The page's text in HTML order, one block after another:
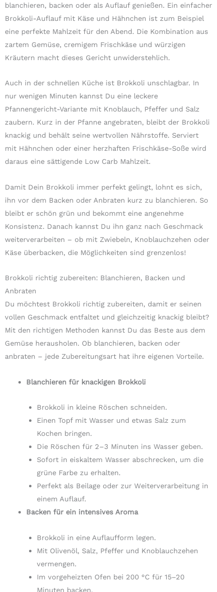
blanchieren, backen oder als Auflauf genießen. Ein einfacher
Brokkoli-Auflauf mit Käse und Hähnchen ist zum Beispiel
eine perfekte Mahlzeit für den Abend. Die Kombination aus
zartem Gemüse, cremigem Frischkäse und würzigen
Kräutern macht dieses Gericht unwiderstehlich.
Auch in der schnellen Küche ist Brokkoli unschlagbar. In
nur wenigen Minuten kannst Du eine leckere
Pfannengericht-Variante mit Knoblauch, Pfeffer und Salz
zaubern. Kurz in der Pfanne angebraten, bleibt der Brokkoli
knackig und behält seine wertvollen Nährstoffe. Serviert
mit Hähnchen oder einer herzhaften Frischkäse-Soße wird
daraus eine sättigende Low Carb Mahlzeit.
Damit Dein Brokkoli immer perfekt gelingt, lohnt es sich,
ihn vor dem Backen oder Anbraten kurz zu blanchieren. So
bleibt er schön grün und bekommt eine angenehme
Konsistenz. Danach kannst Du ihn ganz nach Geschmack
weiterverarbeiten – ob mit Zwiebeln, Knoblauchzehen oder
Käse überbacken, die Möglichkeiten sind grenzenlos!
Brokkoli richtig zubereiten: Blanchieren, Backen und
Anbraten
Du möchtest Brokkoli richtig zubereiten, damit er seinen
vollen Geschmack entfaltet und gleichzeitig knackig bleibt?
Mit den richtigen Methoden kannst Du das Beste aus dem
Gemüse herausholen. Ob blanchieren, backen oder
anbraten – jede Zubereitungsart hat ihre eigenen Vorteile.
Blanchieren für knackigen Brokkoli
Brokkoli in kleine Röschen schneiden.
Einen Topf mit Wasser und etwas Salz zum
Kochen bringen.
Die Röschen für 2–3 Minuten ins Wasser geben.
Sofort in eiskaltem Wasser abschrecken, um die
grüne Farbe zu erhalten.
Perfekt als Beilage oder zur Weiterverarbeitung in
einem Auflauf.
Backen für ein intensives Aroma
Brokkoli in eine Auflaufform legen.
Mit Olivenöl, Salz, Pfeffer und Knoblauchzehen
vermengen.
Im vorgeheizten Ofen bei 200 °C für 15–20
Minuten backen.